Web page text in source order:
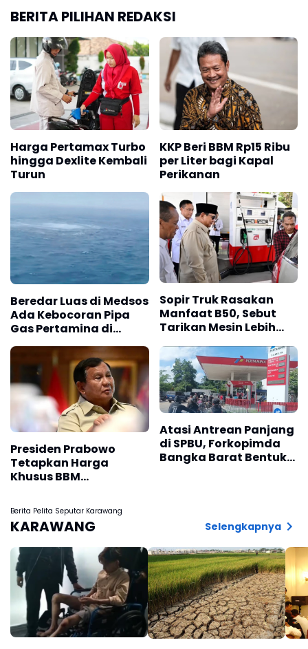
BERITA PILIHAN REDAKSI
Harga Pertamax Turbo
hingga Dexlite Kembali
Turun
KKP Beri BBM Rp15 Ribu
per Liter bagi Kapal
Perikanan
Beredar Luas di Medsos
Ada Kebocoran Pipa
Gas Pertamina di
Perairan Ciapager
Karawang, Ini
Keterangan Pertamina
Sopir Truk Rasakan
Manfaat B50, Sebut
Tarikan Mesin Lebih
Mudah Didapat
Presiden Prabowo
Tetapkan Harga
Khusus BBM
Standarnya
Atasi Antrean Panjang
di SPBU, Forkopimda
Bangka Barat Bentuk
Berita Pelita Seputar Karawang
KARAWANG Selengkapnya